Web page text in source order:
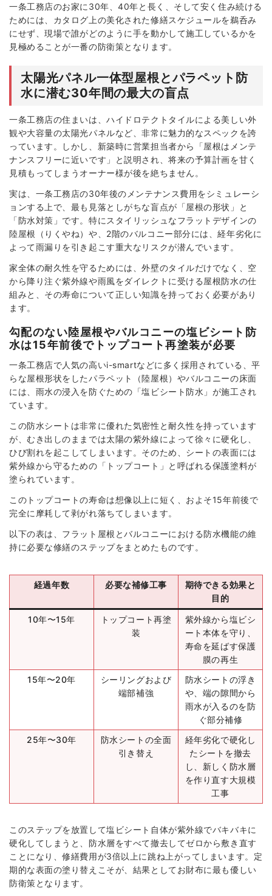
一条工務店のお家に30年、40年と長く、そして安く住み続ける
ためには、カタログ上の美化された修繕スケジュールを鵜呑み
にせず、現場で誰がどのように手を動かして施工しているかを
見極めることが一番の防衛策となります。
太陽光パネル一体型屋根とパラペット防
水に潜む30年間の最大の盲点
一条工務店の住まいは、ハイドロテクトタイルによる美しい外
観や大容量の太陽光パネルなど、非常に魅力的なスペックを誇
っています。しかし、新築時に営業担当者から「屋根はメンテ
ナンスフリーに近いです」と説明され、将来の予算計画を甘く
見積もってしまうオーナー様が後を絶ちません。
実は、一条工務店の30年後のメンテナンス費用をシミュレーシ
ョンする上で、最も見落としがちな盲点が「屋根の形状」と
「防水対策」です。特にスタイリッシュなフラットデザインの
陸屋根（りくやね）や、2階のバルコニー部分には、経年劣化に
よって雨漏りを引き起こす重大なリスクが潜んでいます。
家全体の耐久性を守るためには、外壁のタイルだけでなく、空
から降り注ぐ紫外線や雨風をダイレクトに受ける屋根防水の仕
組みと、その寿命について正しい知識を持っておく必要があり
ます。
勾配のない陸屋根やバルコニーの塩ビシート防
水は15年前後でトップコート再塗装が必要
一条工務店で人気の高いi-smartなどに多く採用されている、平
らな屋根形状をしたパラペット（陸屋根）やバルコニーの床面
には、雨水の浸入を防ぐための「塩ビシート防水」が施工され
ています。
この防水シートは非常に優れた気密性と耐久性を持っています
が、むき出しのままでは太陽の紫外線によって徐々に硬化し、
ひび割れを起こしてしまいます。そのため、シートの表面には
紫外線から守るための「トップコート」と呼ばれる保護塗料が
塗られています。
このトップコートの寿命は想像以上に短く、およそ15年前後で
完全に摩耗して剥がれ落ちてしまいます。
以下の表は、フラット屋根とバルコニーにおける防水機能の維
持に必要な修繕のステップをまとめたものです。
経過年数 必要な補修工事
期待できる効果と
目的
10年〜15年
トップコート再塗
装
紫外線から塩ビシ
ート本体を守り、
寿命を延ばす保護
膜の再生
15年〜20年
シーリングおよび
端部補強
防水シートの浮き
や、端の隙間から
雨水が入るのを防
ぐ部分補修
25年〜30年
防水シートの全面
引き替え
経年劣化で硬化し
たシートを撤去
し、新しく防水層
を作り直す大規模
工事
このステップを放置して塩ビシート自体が紫外線でバキバキに
硬化してしまうと、防水層をすべて撤去してゼロから敷き直す
ことになり、修繕費用が3倍以上に跳ね上がってしまいます。定
期的な表面の塗り替えこそが、結果としてお財布に最も優しい
防衛策となります。